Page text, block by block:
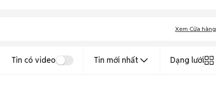
Xem Cửa hàng
Tin có video Tin mới nhất Dạng lưới